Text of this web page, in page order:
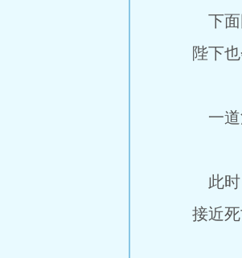
下面
陛下
一道
此时
接近